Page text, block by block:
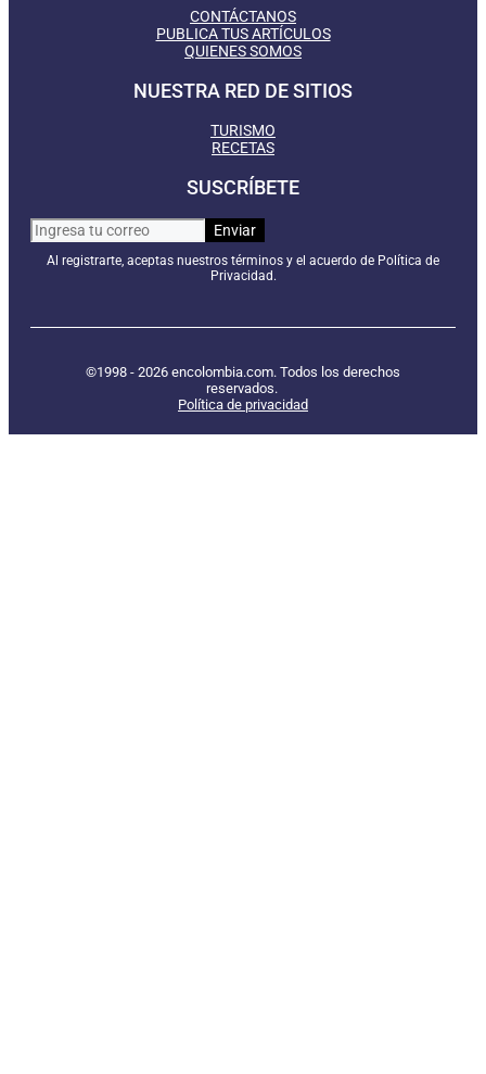
CONTÁCTANOS
PUBLICA TUS ARTÍCULOS
QUIENES SOMOS
NUESTRA RED DE SITIOS
TURISMO
RECETAS
SUSCRÍBETE
Al registrarte, aceptas nuestros términos y el acuerdo de Política de
Privacidad.
©1998 - 2026 encolombia.com. Todos los derechos
reservados.
Política de privacidad